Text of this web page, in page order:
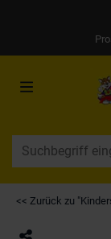
<< Zurück zu